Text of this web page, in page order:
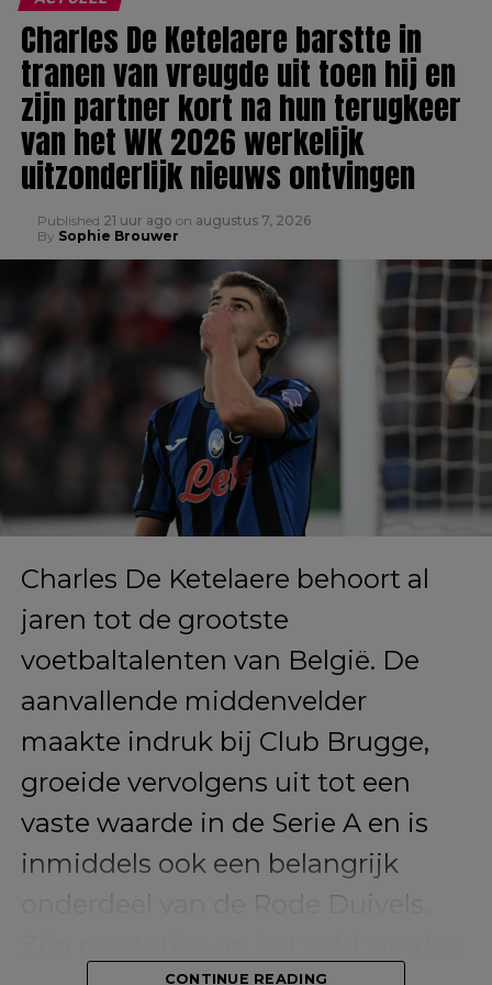
Hij heeft te maken gehad met
negatieve reacties, zowel online
als in het echte leven.
Deze confrontaties herinneren
hem eraan dat, hoewel veel
mensen zijn stijl vieren, er nog
steeds vooroordelen bestaan over
wat mannen zouden moeten
dragen.